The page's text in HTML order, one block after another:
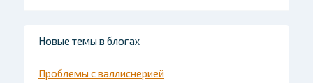
Новые темы в блогах
Проблемы с валлиснерией